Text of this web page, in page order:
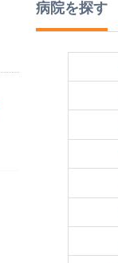
病院を探す